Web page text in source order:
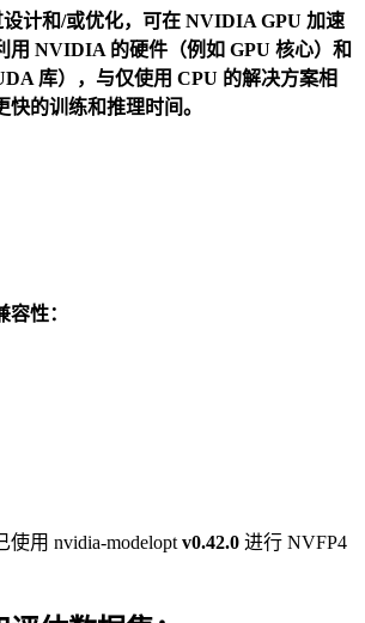
计和/或优化，可在 NVIDIA GPU 加速
用 NVIDIA 的硬件（例如 GPU 核心）和
库），与仅使用 CPU 的解决方案相
快的训练和推理时间。
性：
用 nvidia-modelopt v0.42.0 进行 NVFP4